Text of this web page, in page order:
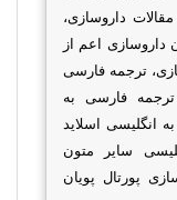
داروسازی،
داروسازی اعم از
ترجمه فارسی
ترجمه فارسی به
انگلیسی اسلاید
سایر متون
پورتال پویان